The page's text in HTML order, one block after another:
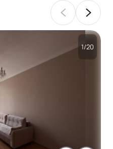
1/20